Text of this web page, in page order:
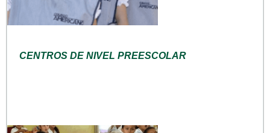
CENTROS DE NIVEL PREESCOLAR